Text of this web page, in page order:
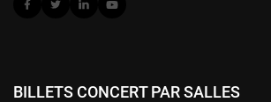
BILLETS CONCERT PAR SALLES